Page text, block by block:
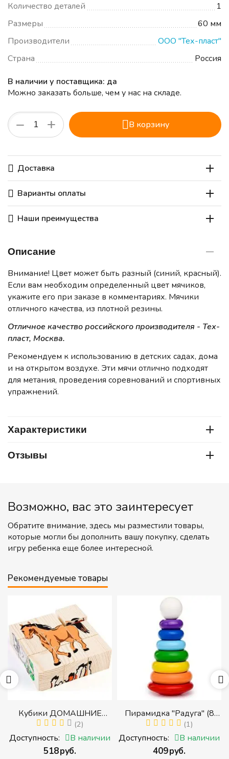
Количество деталей
1
Размеры
60 мм
Производители
ООО "Тех-пласт"
Страна
Россия
В наличии у поставщика: да
Можно заказать больше, чем у нас на складе.
+
− В корзину
Доставка
Варианты оплаты
Наши преимущества
Описание
Внимание! Цвет может быть разный (синий, красный).
Если вам необходим определенный цвет мячиков,
укажите его при заказе в комментариях. Мячики
отличного качества, из плотной резины.
Отличное качество российского производителя - Тех-
пласт, Москва.
Рекомендуем к использованию в детских садах, дома
и на открытом воздухе. Эти мячи отлично подходят
для метания, проведения соревнований и спортивных
упражнений.
Характеристики
Отзывы
Возможно, вас это заинтересует
Обратите внимание, здесь мы разместили товары,
которые могли бы дополнить вашу покупку, сделать
игру ребенка еще более интересной.
Рекомендуемые товары
Кубики ДОМАШНИЕ
ЖИВОТНЫЕ (Томик)
(Набор кубиков
разрезных (складных))
(2)
Доступность: В наличии
‍518‍руб.
Пирамидка "Радуга" (8
деталей) (Пирамидка
среднего размера)
(1)
Доступность: В наличии
‍409‍руб.